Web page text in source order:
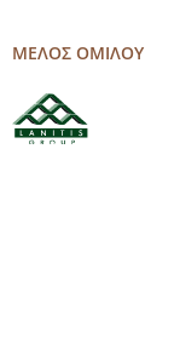
ΜΕΛΟΣ ΟΜΙΛΟΥ